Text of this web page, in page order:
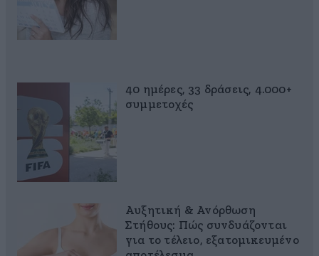
40 ημέρες, 33 δράσεις, 4.000+
συμμετοχές
Αυξητική & Ανόρθωση
Στήθους: Πώς συνδυάζονται
για το τέλειο, εξατομικευμένο